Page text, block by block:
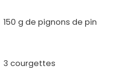
150 g de pignons de pin
3 courgettes